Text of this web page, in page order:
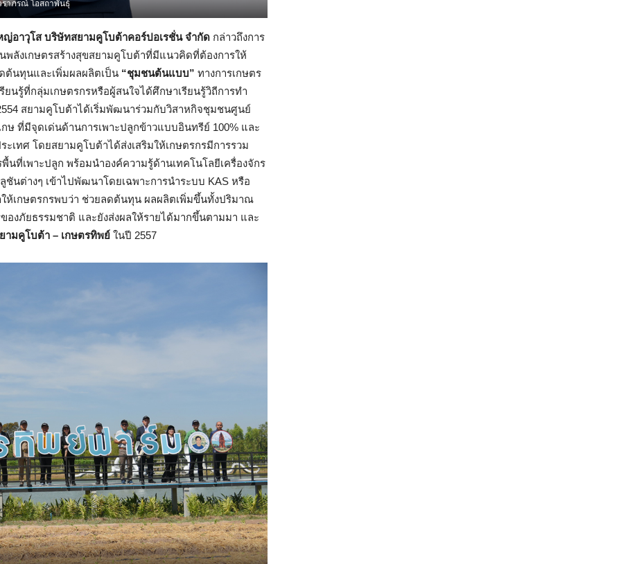
ราภรณ์ โอสถาพันธุ์
ญ่อาวุโส บริษัทสยามคูโบต้าคอร์ปอเรชั่น จำกัด กล่าวถึงการ
พลังเกษตรสร้างสุขสยามคูโบต้าที่มีแนวคิดที่ต้องการให้
ต้นทุนและเพิ่มผลผลิตเป็น “ชุมชนต้นแบบ” ทางการเกษตร
นรู้ที่กลุ่มเกษตรกรหรือผู้สนใจได้ศึกษาเรียนรู้วิถีการทำ
สยามคูโบต้าได้เริ่มพัฒนาร่วมกับวิสาหกิจชุมชนศูนย์
ที่มีจุดเด่นด้านการเพาะปลูกข้าวแบบอินทรีย์ 100% และ
เทศ โดยสยามคูโบต้าได้ส่งเสริมให้เกษตรกรมีการรวม
นที่เพาะปลูก พร้อมนำองค์ความรู้ด้านเทคโนโลยีเครื่องจักร
ชันต่างๆ เข้าไปพัฒนาโดยเฉพาะการนำระบบ KAS หรือ
ให้เกษตรกรพบว่า ช่วยลดต้นทุน ผลผลิตเพิ่มขึ้นทั้งปริมาณ
องภัยธรรมชาติ และยังส่งผลให้รายได้มากขึ้นตามมา และ
ามคูโบต้า – เกษตรทิพย์ ในปี 2557